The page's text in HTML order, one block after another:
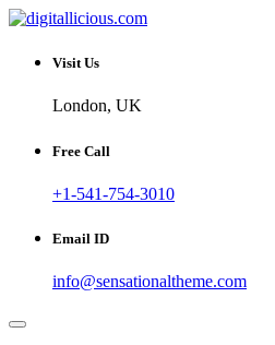
Skip
content
digitallicious.com
Sharing Digital Information
Visit Us
London, UK
Free Call
+1-541-754-3010
Email ID
info@sensationaltheme.com